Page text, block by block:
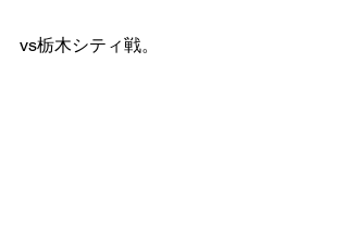
vs栃木シティ戦。